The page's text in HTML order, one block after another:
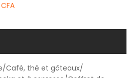
CFA
/Café, thé et gâteaux/